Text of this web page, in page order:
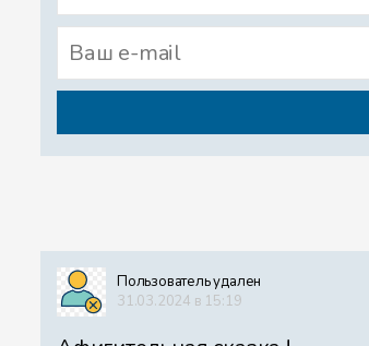
Пользователь удален
31.03.2024 в 15:19